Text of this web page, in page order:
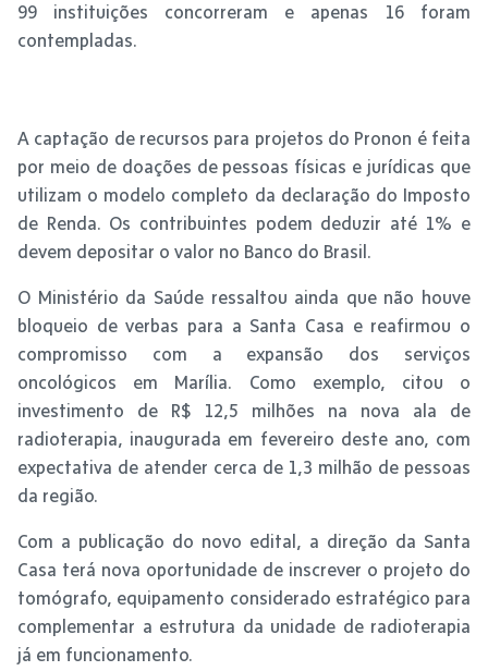
99 instituições concorreram e apenas 16 foram
contempladas.
A captação de recursos para projetos do Pronon é feita
por meio de doações de pessoas físicas e jurídicas que
utilizam o modelo completo da declaração do Imposto
de Renda. Os contribuintes podem deduzir até 1% e
devem depositar o valor no Banco do Brasil.
O Ministério da Saúde ressaltou ainda que não houve
bloqueio de verbas para a Santa Casa e reafirmou o
compromisso com a expansão dos serviços
oncológicos em Marília. Como exemplo, citou o
investimento de R$ 12,5 milhões na nova ala de
radioterapia, inaugurada em fevereiro deste ano, com
expectativa de atender cerca de 1,3 milhão de pessoas
da região.
Com a publicação do novo edital, a direção da Santa
Casa terá nova oportunidade de inscrever o projeto do
tomógrafo, equipamento considerado estratégico para
complementar a estrutura da unidade de radioterapia
já em funcionamento.